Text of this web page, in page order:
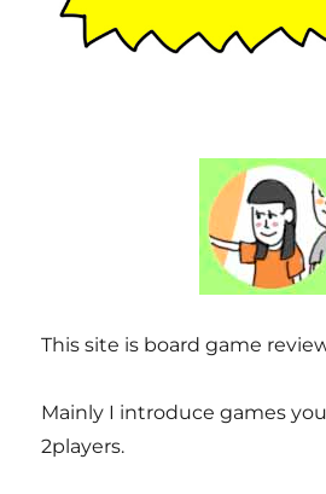
This site is board game
Mainly I introduce games
2players.